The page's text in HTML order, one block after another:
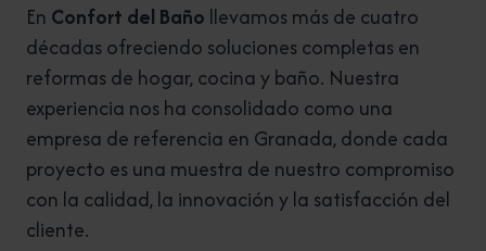
En Confort del Baño llevamos más de cuatro
décadas ofreciendo soluciones completas en
reformas de hogar, cocina y baño. Nuestra
experiencia nos ha consolidado como una
empresa de referencia en Granada, donde cada
proyecto es una muestra de nuestro compromiso
con la calidad, la innovación y la satisfacción del
cliente.